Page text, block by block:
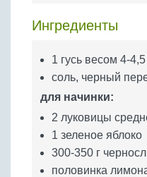
Яйца
Ингредиенты
1 гусь весом 4-4,5
соль, черный
для начинки:
2 луковицы
1 зеленое яблоко
300-350 г
половинка